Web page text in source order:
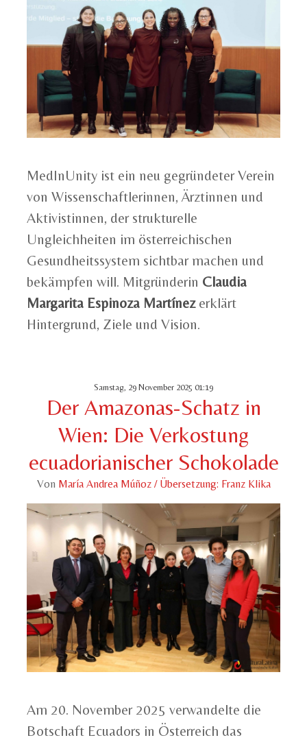
MedInUnity ist ein neu gegründeter Verein
von Wissenschaftlerinnen, Ärztinnen und
Aktivistinnen, der strukturelle
Ungleichheiten im österreichischen
Gesundheitssystem sichtbar machen und
bekämpfen will. Mitgründerin Claudia
Margarita Espinoza Martínezerklärt
Hintergrund, Ziele und Vision.
Samstag, 29 November 2025 01:19
Der Amazonas-Schatz in
Wien: Die Verkostung
ecuadorianischer Schokolade
Von María Andrea Múñoz / Übersetzung: Franz Klika
Am 20. November 2025 verwandelte die
Botschaft Ecuadors in Österreich das